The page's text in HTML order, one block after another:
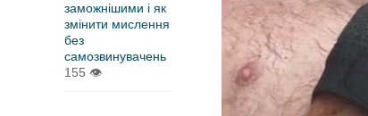
заможнішими і як
змінити мислення
без
самозвинувачень
155 👁